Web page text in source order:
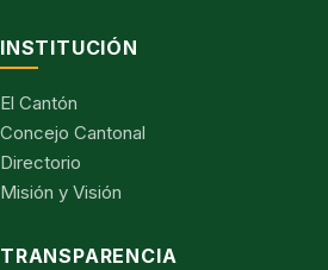
INSTITUCIÓN
El Cantón
Concejo Cantonal
Directorio
Misión y Visión
TRANSPARENCIA